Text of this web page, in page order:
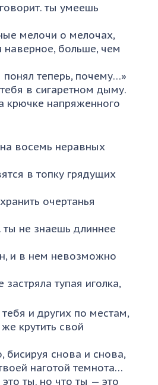
ты умеешь
мелочи о мелочах,
наверное, больше, чем
понял теперь, почему…»
в сигаретном дыму.
крючке напряженного
восемь неравных
в топку грядущих
очертанья
не знаешь длиннее
и в нем невозможно
застряла тупая иголка,
тебя и других по местам,
крутить свой
бисируя снова и снова,
наготой темнота…
ты. но что ты — это